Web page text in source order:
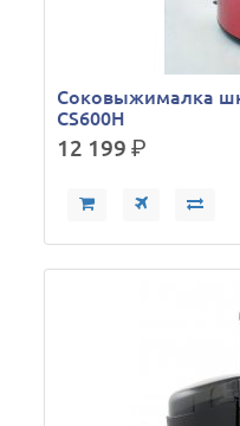
Соковыжималка
CS600H
12 199р.